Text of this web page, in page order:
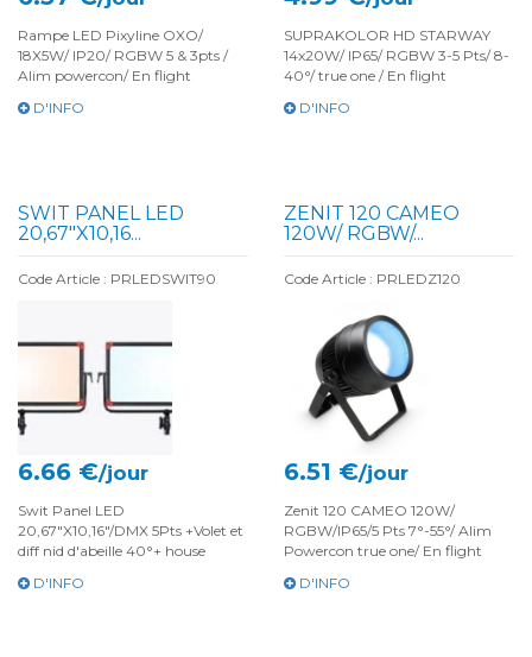
Rampe LED Pixyline OXO/
18X5W/ IP20/ RGBW 5 & 3pts /
Alim powercon/ En flight
D'INFO
SUPRAKOLOR HD STARWAY
14x20W/ IP65/ RGBW 3-5 Pts/ 8-
40°/ true one / En flight
D'INFO
SWIT PANEL LED
20,67″X10,16...
Code Article : PRLEDSWIT90
6.66 €/jour
Swit Panel LED
20,67"X10,16"/DMX 5Pts +Volet et
diff nid d'abeille 40°+ house
D'INFO
ZENIT 120 CAMEO
120W/ RGBW/...
Code Article : PRLEDZ120
6.51 €/jour
Zenit 120 CAMEO 120W/
RGBW/IP65/5 Pts 7°-55°/ Alim
Powercon true one/ En flight
D'INFO